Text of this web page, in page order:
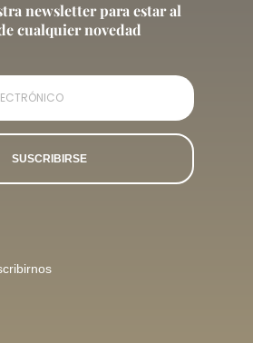
newsletter para estar al
cualquier novedad
SUSCRIBIRSE